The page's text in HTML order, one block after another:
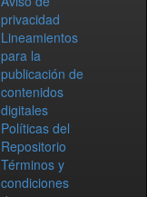
privacidad
Lineamientos
para la
publicación de
contenidos
digitales
Políticas del
Repositorio
Términos y
condiciones